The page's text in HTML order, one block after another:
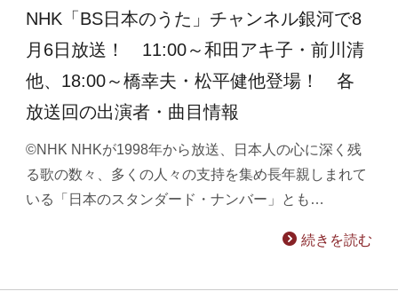
NHK「BS日本のうた」チャンネル銀河で8
月6日放送！ 11:00～和田アキ子・前川清
他、18:00～橋幸夫・松平健他登場！ 各
放送回の出演者・曲目情報
©NHK NHKが1998年から放送、日本人の心に深く残
る歌の数々、多くの人々の支持を集め長年親しまれて
いる「日本のスタンダード・ナンバー」とも…
続きを読む